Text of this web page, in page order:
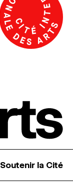
Soutenir la Cité